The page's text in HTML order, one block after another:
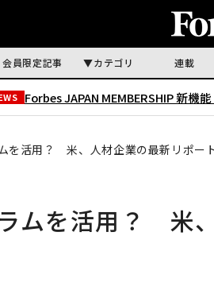
会員限定記事 カテゴリ 連載
Forbes JAPAN MEMBERSHIP 新機能
を活用？ 米、人材企業の最新リポー
ムを活用？ 米